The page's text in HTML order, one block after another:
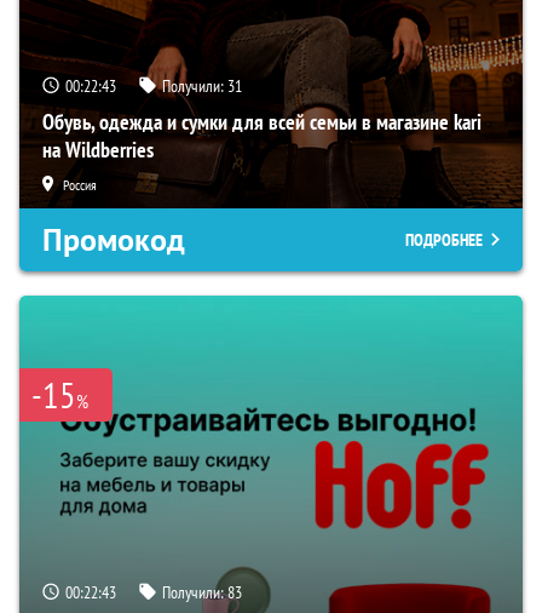
00:22:42 Получили: 31
Обувь, одежда и сумки для всей семьи в магазине kari
на Wildberries
Россия
Промокод ПОДРОБНЕЕ
-15%
00:22:42 Получили:83